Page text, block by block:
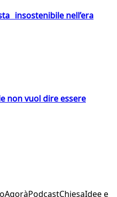
insostenibile nell’era
non vuol dire essere
AgoràPodcastChiesaIdee e